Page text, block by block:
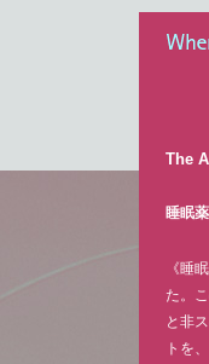
The
睡眠
《睡
た。
と非
トを